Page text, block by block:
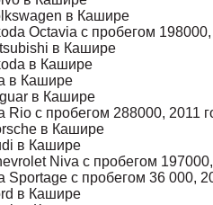
в Кашире
Octavia с пробегом
в Кашире
в Кашире
в Кашире
в Кашире
Rio с пробегом 288000, 2011
в Кашире
в Кашире
Niva с пробегом
Sportage с пробегом 36 000,
в Кашире